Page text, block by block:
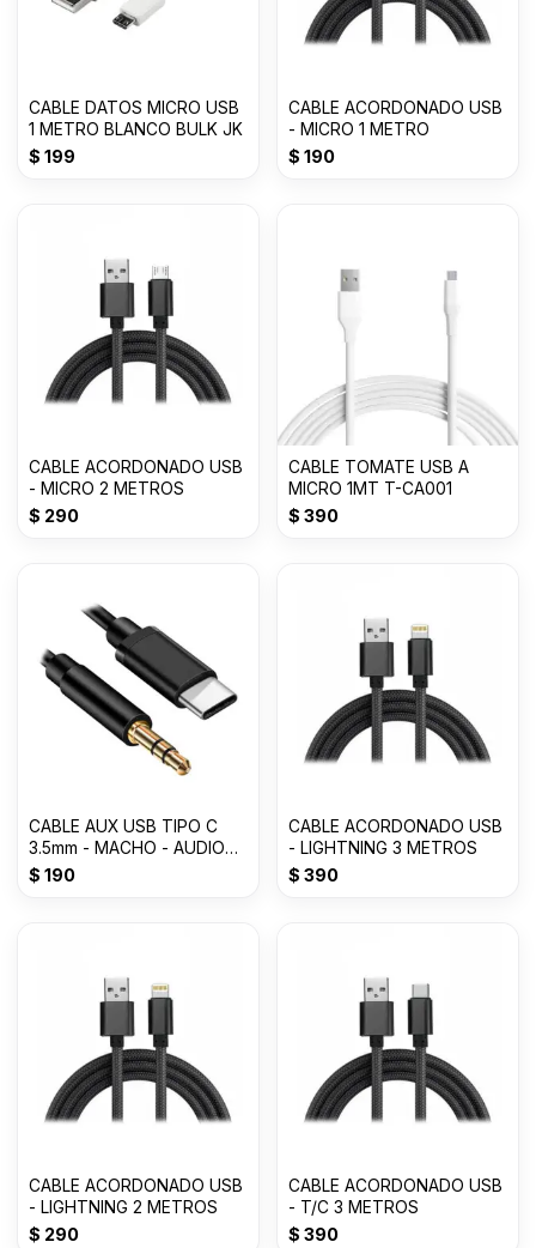
CABLE DATOS MICRO USB
1 METRO BLANCO BULK JK
$ 199
CABLE ACORDONADO USB
- MICRO 1 METRO
$ 190
CABLE ACORDONADO USB
- MICRO 2 METROS
$ 290
CABLE TOMATE USB A
MICRO 1MT T-CA001
$ 390
CABLE AUX USB TIPO C
3.5mm - MACHO - AUDIO
-1000mm
$ 190
CABLE ACORDONADO USB
- LIGHTNING 3 METROS
$ 390
CABLE ACORDONADO USB
- LIGHTNING 2 METROS
$ 290
CABLE ACORDONADO USB
- T/C 3 METROS
$ 390